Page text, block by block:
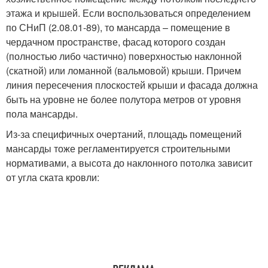
этажа и крышей. Если воспользоваться определением
по СНиП (2.08.01-89), то мансарда – помещение в
чердачном пространстве, фасад которого создан
(полностью либо частично) поверхностью наклонной
(скатной) или ломанной (вальмовой) крыши. Причем
линия пересечения плоскостей крыши и фасада должна
быть на уровне не более полутора метров от уровня
пола мансарды.
Из-за специфичных очертаний, площадь помещений
мансарды тоже регламентируется строительными
нормативами, а высота до наклонного потолка зависит
от угла ската кровли: